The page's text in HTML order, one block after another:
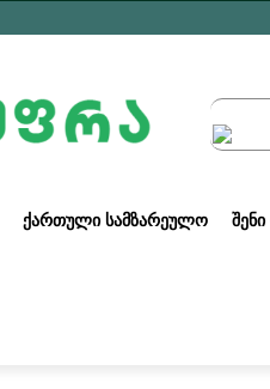
ᲥᲐᲠᲗᲣᲚᲘ ᲡᲐᲛᲖᲐᲠᲔᲣᲚᲝ